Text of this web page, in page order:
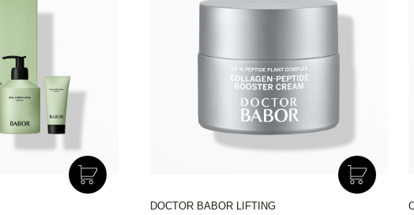
DOCTOR BABOR CLARIFYING
DOCTOR BABOR LIFTING